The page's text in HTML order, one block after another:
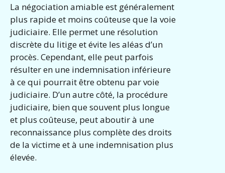
La négociation amiable est généralement
plus rapide et moins coûteuse que la voie
judiciaire. Elle permet une résolution
discrète du litige et évite les aléas d’un
procès. Cependant, elle peut parfois
résulter en une indemnisation inférieure
à ce qui pourrait être obtenu par voie
judiciaire. D’un autre côté, la procédure
judiciaire, bien que souvent plus longue
et plus coûteuse, peut aboutir à une
reconnaissance plus complète des droits
de la victime et à une indemnisation plus
élevée.